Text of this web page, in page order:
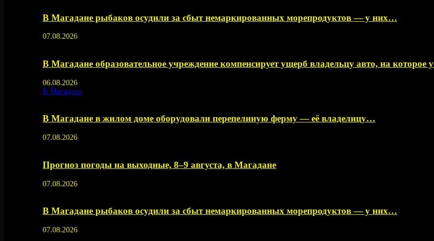
В Магадане рыбаков осудили за сбыт немаркированных морепродуктов — у них…
07.08.2026
В Магадане образовательное учреждение компенсирует ущерб владельцу авто, на которое
06.08.2026
В Магадане
В Магадане в жилом доме оборудовали перепелиную ферму — её владелицу…
07.08.2026
Прогноз погоды на выходные, 8–9 августа, в Магадане
07.08.2026
В Магадане рыбаков осудили за сбыт немаркированных морепродуктов — у них…
07.08.2026